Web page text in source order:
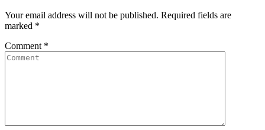
Your email address will not be published. Required fields are
marked *
Comment *